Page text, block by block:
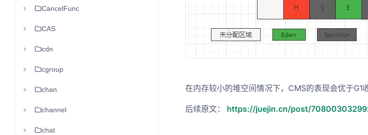
CancelFunc
CAS
cdn
cgroup
chan
channel
chat
在内存较小的堆空间情况下，CMS的表现会优于G1
后续原文： https://juejin.cn/post/